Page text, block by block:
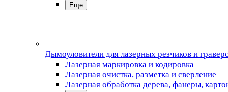
Еще
Дымоуловители для лазерных резчиков и
Лазерная маркировка и кодировка
Лазерная очистка, разметка и сверление
Лазерная обработка дерева, фанеры,